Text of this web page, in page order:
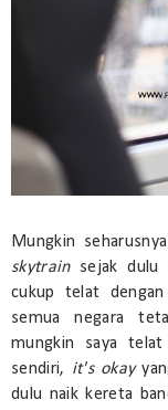
Mungkin
skytrain sejak dulu
cukup telat
semua negara
mungkin saya
sendiri, it's okay
dulu naik kereta